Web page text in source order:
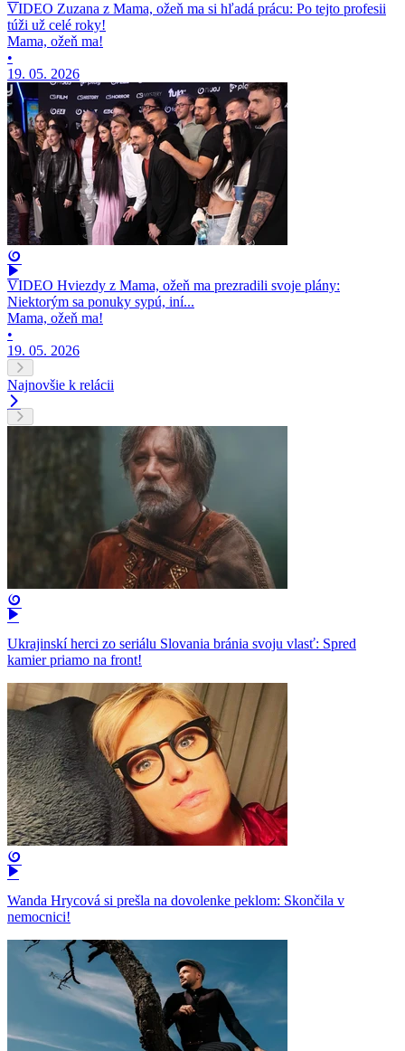
VIDEO Zuzana z Mama, ožeň ma si hľadá prácu: Po tejto profesii
túži už celé roky!
Mama, ožeň ma!
•
19. 05. 2026
VIDEO Hviezdy z Mama, ožeň ma prezradili svoje plány:
Niektorým sa ponuky sypú, iní...
Mama, ožeň ma!
•
19. 05. 2026
Najnovšie k relácii
Ukrajinskí herci zo seriálu Slovania bránia svoju vlasť: Spred
kamier priamo na front!
Wanda Hrycová si prešla na dovolenke peklom: Skončila v
nemocnici!